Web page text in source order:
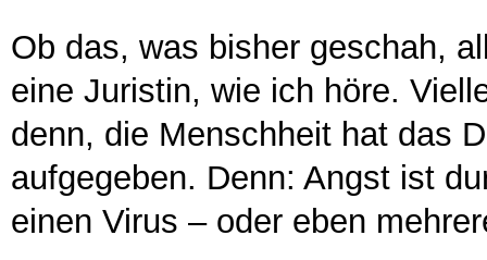
Ob das, was bisher geschah,
eine Juristin, wie ich höre.
denn, die Menschheit hat das
aufgegeben. Denn: Angst ist
einen Virus – oder eben